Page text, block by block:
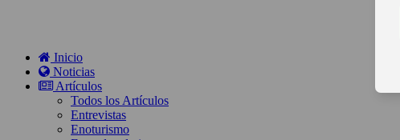
Inicio
Noticias
Artículos
Todos los Artículos
Entrevistas
Enoturismo